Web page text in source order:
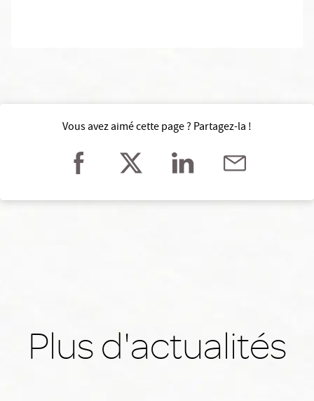
Vous avez aimé cette page ? Partagez-la !
Plus d'actualités